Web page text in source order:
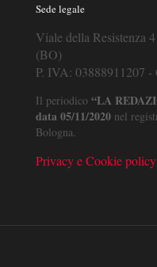
Sede legale
Viale della Resistenza
(BO)
P. IVA: 03888911207
Il periodico “LA
data 05/11/2020 nel
Bologna.
Privacy e Cookie policy